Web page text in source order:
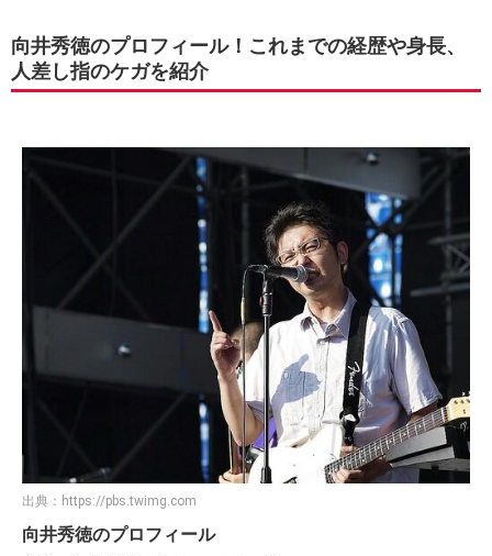
向井秀徳のプロフィール！これまでの経歴や身長、
人差し指のケガを紹介
出典： https://pbs.twimg.com
向井秀徳のプロフィール